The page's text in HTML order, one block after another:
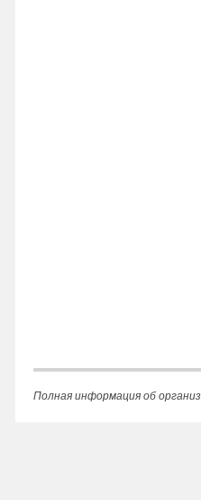
Полная информация об